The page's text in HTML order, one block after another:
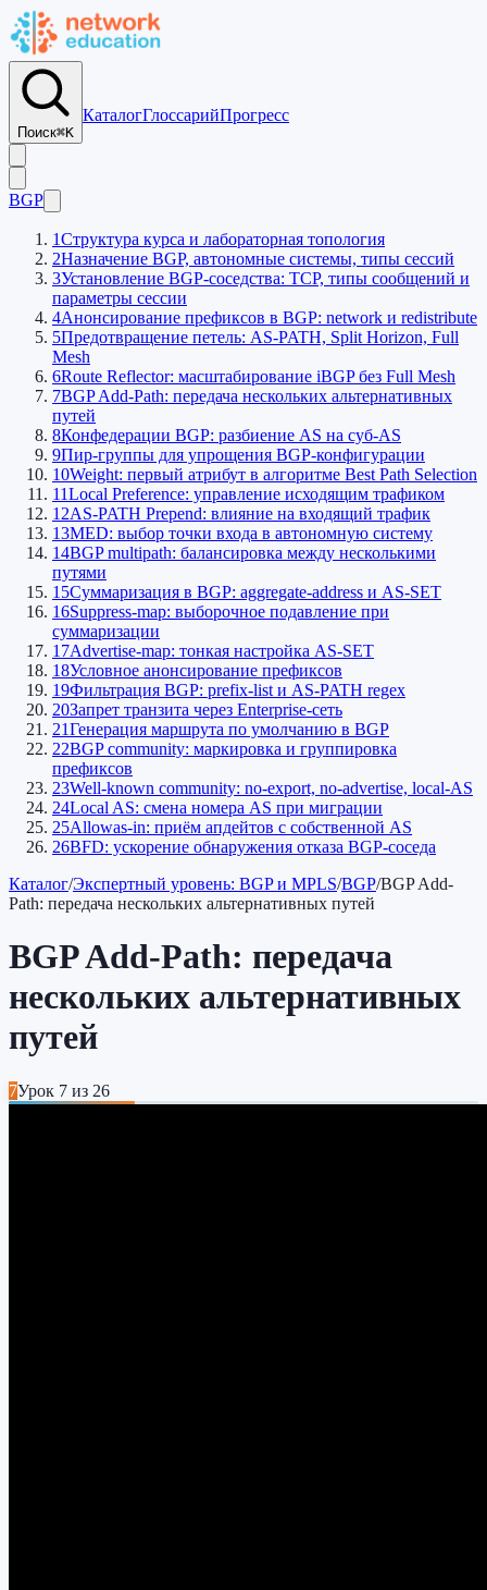
Поиск⌘K
КаталогГлоссарийПрогресс
BGP
1Структура курса и лабораторная топология
2Назначение BGP, автономные системы, типы сессий
3Установление BGP-соседства: TCP, типы сообщений и
параметры сессии
4Анонсирование префиксов в BGP: network и redistribute
5Предотвращение петель: AS-PATH, Split Horizon, Full
Mesh
6Route Reflector: масштабирование iBGP без Full Mesh
7BGP Add-Path: передача нескольких альтернативных
путей
8Конфедерации BGP: разбиение AS на суб-AS
9Пир-группы для упрощения BGP-конфигурации
10Weight: первый атрибут в алгоритме Best Path Selection
11Local Preference: управление исходящим трафиком
12AS-PATH Prepend: влияние на входящий трафик
13MED: выбор точки входа в автономную систему
14BGP multipath: балансировка между несколькими
путями
15Суммаризация в BGP: aggregate-address и AS-SET
16Suppress-map: выборочное подавление при
суммаризации
17Advertise-map: тонкая настройка AS-SET
18Условное анонсирование префиксов
19Фильтрация BGP: prefix-list и AS-PATH regex
20Запрет транзита через Enterprise-сеть
21Генерация маршрута по умолчанию в BGP
22BGP community: маркировка и группировка
префиксов
23Well-known community: no-export, no-advertise, local-AS
24Local AS: смена номера AS при миграции
25Allowas-in: приём апдейтов с собственной AS
26BFD: ускорение обнаружения отказа BGP-соседа
Каталог/Экспертный уровень: BGP и MPLS/BGP/BGP Add-
Path: передача нескольких альтернативных путей
BGP Add-Path: передача
нескольких альтернативных
путей
7Урок 7 из 26